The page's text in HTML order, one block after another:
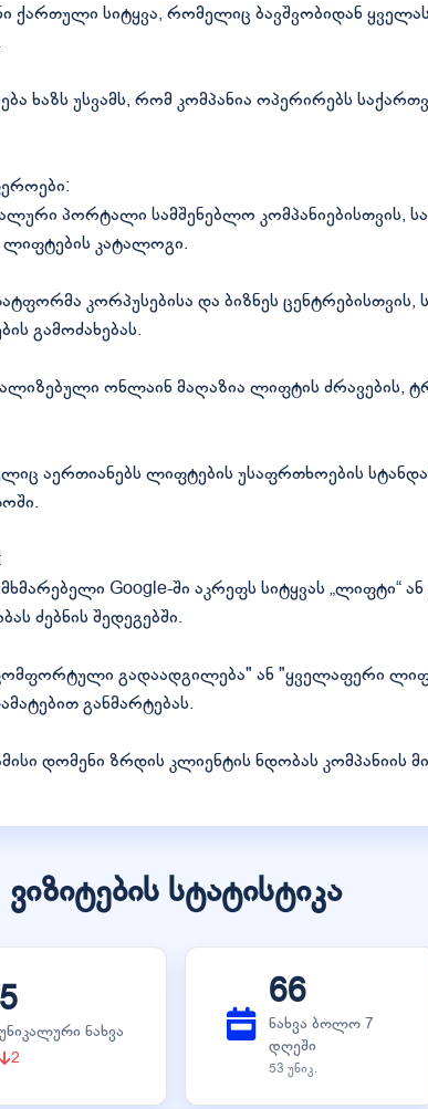
სიტყვა, რომელიც ბავშვობიდან
უსვამს, რომ კომპანია ოპერირებს
პორტალი სამშენებლო კომპანიებისთვის,
კატალოგი.
კორპუსებისა და ბიზნეს
გამოძახებას.
ონლაინ მაღაზია ლიფტის ძრავების,
აერთიანებს ლიფტების უსაფრთხოების
Google-ში აკრეფს სიტყვას „ლიფტი“ ან
ძებნის შედეგებში.
გადაადგილება" ან "ყველაფერი
განმარტებას.
დომენი ზრდის კლიენტის ნდობას კომპანიის
ვიზიტების სტატისტიკა
5
უნიკალური ნახვა
2
66
ნახვა ბოლო 7
დღეში
53 უნიკ.